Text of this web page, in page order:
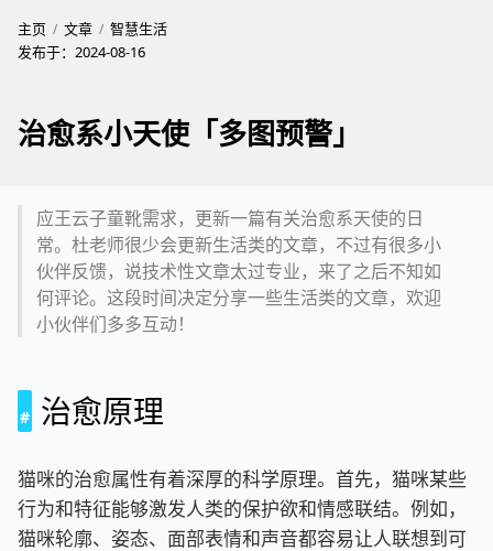
主页 文章
智慧生活
发布于： 2024-08-16
治愈系小天使「多图预警」
应王云子童靴需求，更新一篇有关治愈系天使的日
常。杜老师很少会更新生活类的文章，不过有很多小
伙伴反馈，说技术性文章太过专业，来了之后不知如
何评论。这段时间决定分享一些生活类的文章，欢迎
小伙伴们多多互动！
治愈原理
猫咪的治愈属性有着深厚的科学原理。首先，猫咪某些
行为和特征能够激发人类的保护欲和情感联结。例如，
猫咪轮廓、姿态、面部表情和声音都容易让人联想到可